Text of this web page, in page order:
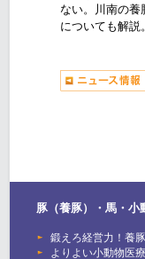
ない。川南の養
についても解説。
豚（養豚）・馬・小
鍛えろ経営力！養
よりよい小動物医